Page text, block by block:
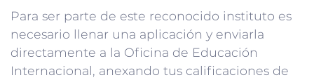
Para ser parte de este reconocido instituto es
necesario llenar una aplicación y enviarla
directamente a la Oficina de Educación
Internacional, anexando tus calificaciones de